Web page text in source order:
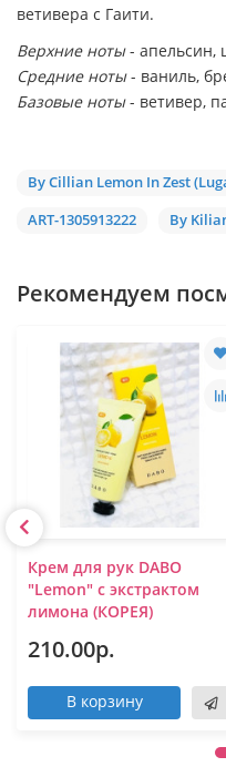
ветивера с Гаити.
Верхние ноты- апельсин,
Средние ноты- ваниль,
Базовые ноты- ветивер,
By Cillian Lemon In Zest
ART-1305913222
By
Рекомендуем
Крем для рук DABO
"Lemon" с экстрактом
лимона (КОРЕЯ)
210.00р.
В корзину